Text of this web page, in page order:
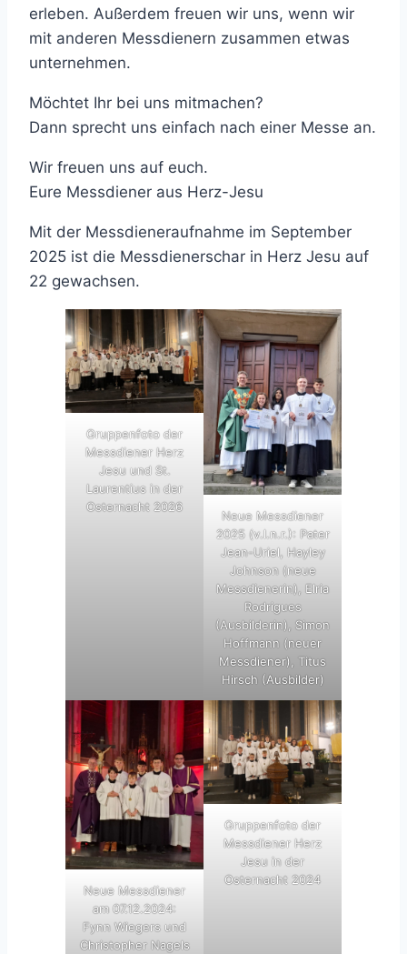
erleben. Außerdem freuen wir uns, wenn wir
mit anderen Messdienern zusammen etwas
unternehmen.
Möchtet Ihr bei uns mitmachen?
Dann sprecht uns einfach nach einer Messe an.
Wir freuen uns auf euch.
Eure Messdiener aus Herz-Jesu
Mit der Messdieneraufnahme im September
2025 ist die Messdienerschar in Herz Jesu auf
22 gewachsen.
Gruppenfoto der
Messdiener Herz
Jesu und St.
Laurentius in der
Osternacht 2026
Neue Messdiener
2025 (v.l.n.r.): Pater
Jean-Uriel, Hayley
Johnson (neue
Messdienerin), Elria
Rodrigues
(Ausbilderin), Simon
Hoffmann (neuer
Messdiener), Titus
Hirsch (Ausbilder)
Neue Messdiener
am 07.12.2024:
Fynn Wiegers und
Christopher Nagels
Gruppenfoto der
Messdiener Herz
Jesu in der
Osternacht 2024